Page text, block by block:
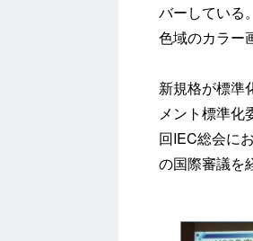
バーしている
色域のカラー
新規格が標準
メント標準
回IEC総会に
の国際審議を